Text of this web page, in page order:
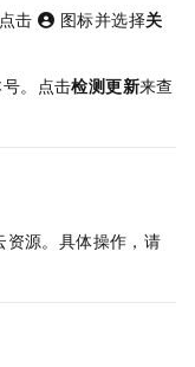
击
图标并选择关
。点击检测更新来查
资源。具体操作，请